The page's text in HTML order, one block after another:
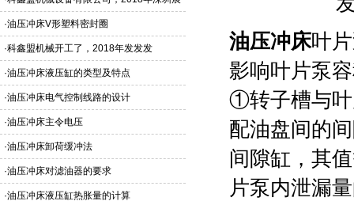
馆3G24号，欢迎新老客户莅临参观
·油压冲床V形塑料密封圈
·科鑫盟机械开工了，2018年发发发
·油压冲床液压缸的类型及特点
·油压冲床电气控制线路的设计
·油压冲床主令电压
·油压冲床卸荷缓冲法
·油压冲床对滤油器的要求
·油压冲床液压缸热胀量的计算
油压冲床叶
影响叶片泵
①转子槽与叶
配油盘间的
间隙缸，其
片泵内泄漏